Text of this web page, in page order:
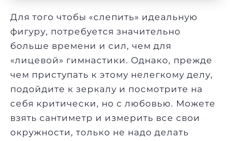
Для того чтобы «слепить» идеальную
фигуру, потребуется значительно
больше времени и сил, чем для
«лицевой» гимнастики. Однако, прежде
чем приступать к этому нелегкому делу,
подойдите к зеркалу и посмотрите на
себя критически, но с любовью. Можете
взять сантиметр и измерить все свои
окружности, только не надо делать